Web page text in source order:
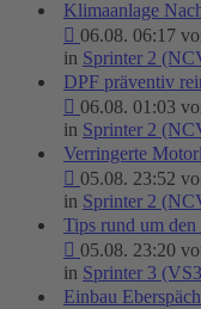
Klimaanlage
06.08. 06:17
in Sprinter 2
DPF präventiv
06.08. 01:03
in Sprinter 2
Verringerte
05.08. 23:52
in Sprinter 2
Tips rund um
05.08. 23:20
in Sprinter 3
Einbau